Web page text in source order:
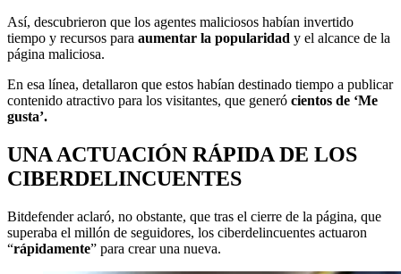
Así, descubrieron que los agentes maliciosos habían invertido
tiempo y recursos para aumentar la popularidad y el alcance de la
página maliciosa.
En esa línea, detallaron que estos habían destinado tiempo a publicar
contenido atractivo para los visitantes, que generó cientos de ‘Me
gusta’.
UNA ACTUACIÓN RÁPIDA DE LOS
CIBERDELINCUENTES
Bitdefender aclaró, no obstante, que tras el cierre de la página, que
superaba el millón de seguidores, los ciberdelincuentes actuaron
“rápidamente” para crear una nueva.